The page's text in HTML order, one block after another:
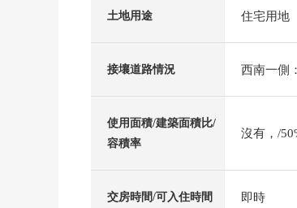
土地用途 住宅用地
接壤道路情況 西南一側
使用面積/建築面積比/
容積率
沒有，/
交房時間/可入住時間 即時